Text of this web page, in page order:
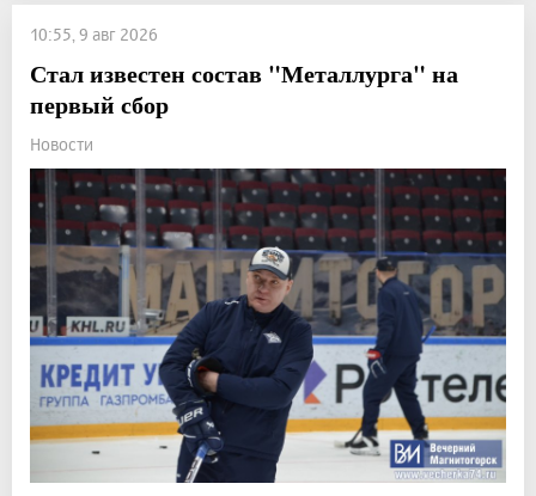
10:55, 9 авг 2026
Стал известен состав "Металлурга" на
первый сбор
Новости